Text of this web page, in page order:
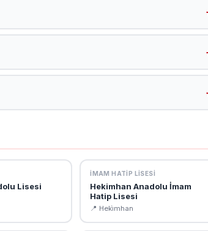
ilçesinde 2026 yılında eğitim-öğretime
Tüm Heki̇mhan okullarına /malatya-okullar?
Lisesi
İMAM HATIP LISESI
Hekimhan Anadolu İmam
Hatip Lisesi
📍 Heki̇mhan